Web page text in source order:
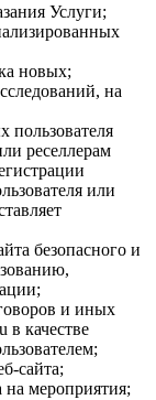
Услуги;
новых;
на
пользователя
реселлерам
или
безопасного и
и иных
в качестве
сайта;
на мероприятия;